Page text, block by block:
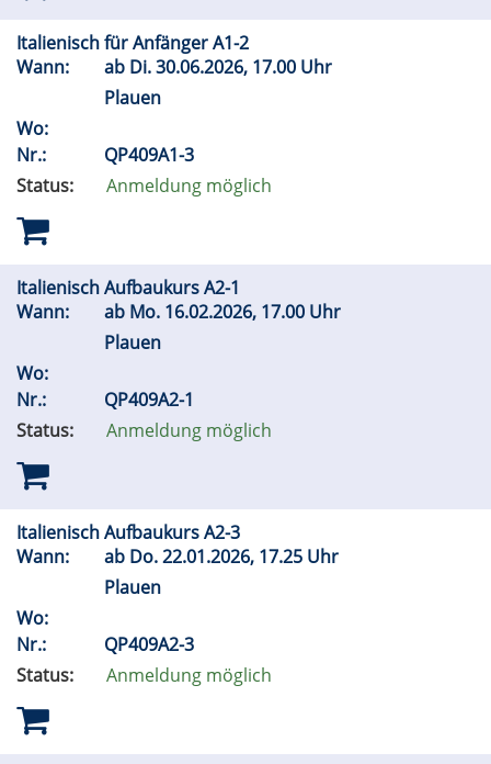
Italienisch für Anfänger A1-2
Wann:
ab Di.30.06.2026, 17.00 Uhr
Plauen
Wo:
Nr.:
QP409A1-3
Status:
Anmeldung möglich
Italienisch Aufbaukurs A2-1
Wann:
ab Mo. 16.02.2026, 17.00 Uhr
Plauen
Wo:
Nr.:
QP409A2-1
Status:
Anmeldung möglich
Italienisch Aufbaukurs A2-3
Wann:
ab Do.22.01.2026, 17.25 Uhr
Plauen
Wo:
Nr.:
QP409A2-3
Status:
Anmeldung möglich